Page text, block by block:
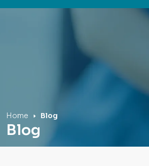
Home Blog
Blog